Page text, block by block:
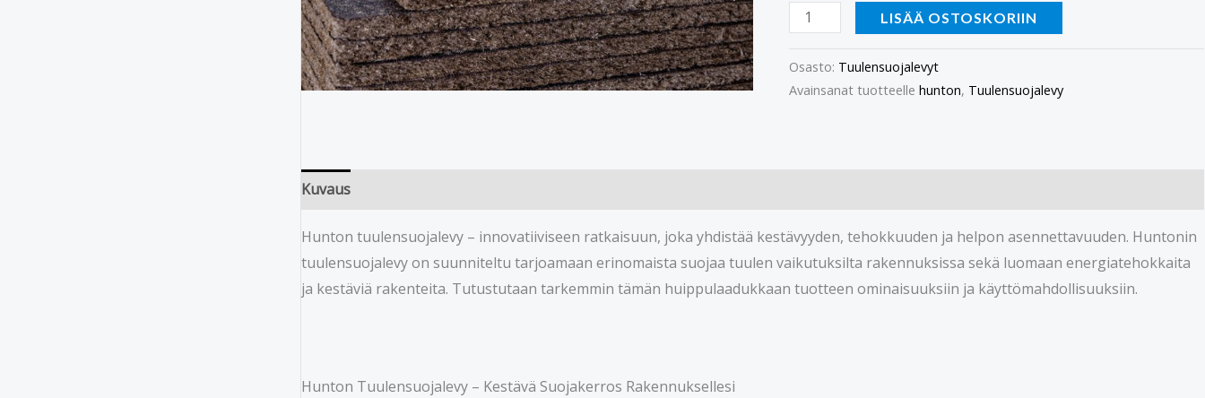
LISÄÄ OSTOSKORIIN
Osasto: Tuulensuojalevyt
Avainsanat tuotteelle hunton, Tuulensuojalevy
Kuvaus
Hunton tuulensuojalevy – innovatiiviseen ratkaisuun, joka yhdistää kestävyyden, tehokkuuden ja helpon asennettavuuden. Huntonin
tuulensuojalevy on suunniteltu tarjoamaan erinomaista suojaa tuulen vaikutuksilta rakennuksissa sekä luomaan energiatehokkaita
ja kestäviä rakenteita. Tutustutaan tarkemmin tämän huippulaadukkaan tuotteen ominaisuuksiin ja käyttömahdollisuuksiin.
Hunton Tuulensuojalevy – Kestävä Suojakerros Rakennuksellesi